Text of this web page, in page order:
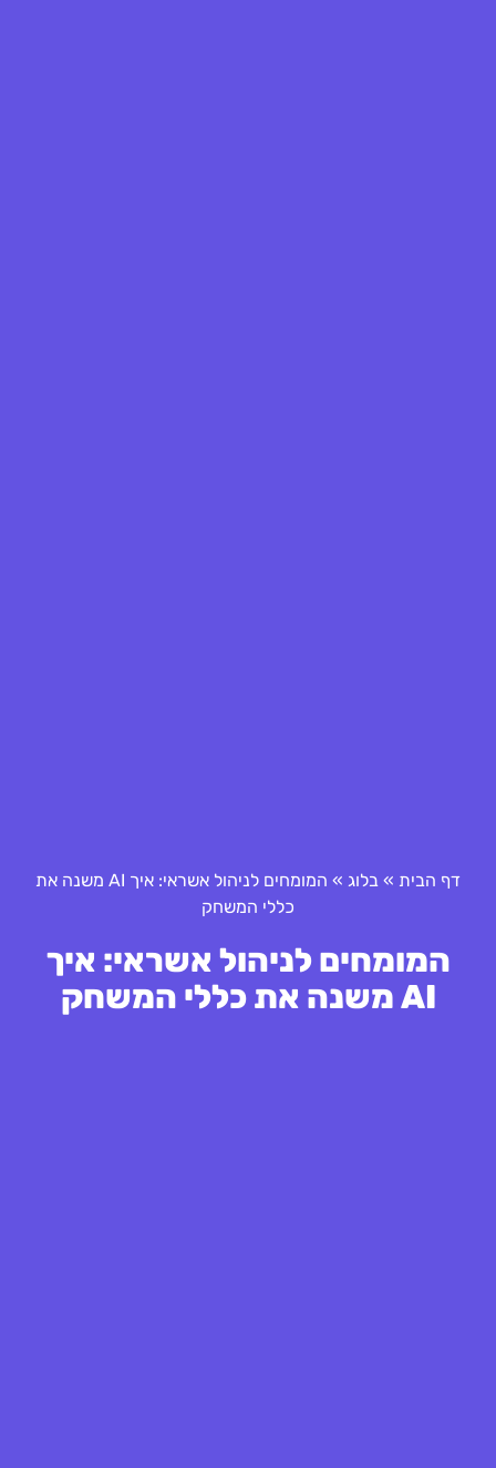
דף הבית » בלוג »
המומחים לניהול אשראי: איך AI משנה את
כללי המשחק
המומחים לניהול אשראי: איך
AI משנה את כללי המשחק